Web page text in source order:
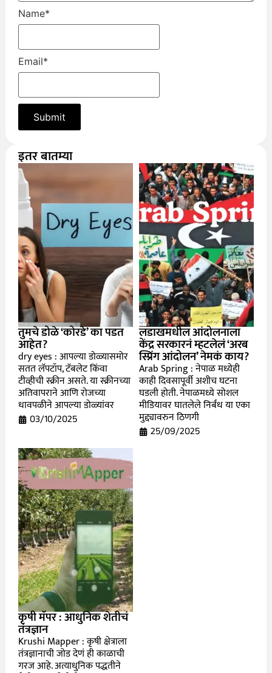
Name*
Email*
इतर बातम्या
तुमचे डोळे ‘कोरडे’ का पडत
आहेत?
dry eyes : आपल्या डोळ्यासमोर
सतत लॅपटॉप, टॅबलेट किंवा
टीव्हीची स्क्रीन असते. या स्क्रीनच्या
अतिवापराने आणि रोजच्या
धावपळीने आपल्या डोळ्यांवर
03/10/2025
लडाखमधील आंदोलनाला
केंद्र सरकारनं म्हटलेलं ‘अरब
स्प्रिंग आंदोलन’ नेमकं काय?
Arab Spring : नेपाळ मध्येही
काही दिवसापूर्वी अशीच घटना
घडली होती. नेपाळमध्ये सोशल
मीडियावर घातलेले निर्बंध या एका
मुद्द्यावरुन ठिणगी
25/09/2025
कृषी मॅपर : आधुनिक शेतीचं
तंत्रज्ञान
Krushi Mapper : कृषी क्षेत्राला
तंत्रज्ञानाची जोड देणं ही काळाची
गरज आहे. अत्याधुनिक पद्धतीने